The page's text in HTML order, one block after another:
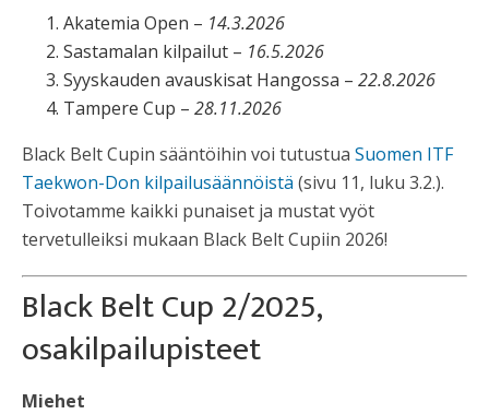
Akatemia Open – 14.3.2026
Sastamalan kilpailut – 16.5.2026
Syyskauden avauskisat Hangossa – 22.8.2026
Tampere Cup – 28.11.2026
Black Belt Cupin sääntöihin voi tutustua Suomen ITF
Taekwon-Don kilpailusäännöistä (sivu 11, luku 3.2.).
Toivotamme kaikki punaiset ja mustat vyöt
tervetulleiksi mukaan Black Belt Cupiin 2026!
Black Belt Cup 2/2025,
osakilpailupisteet
Miehet